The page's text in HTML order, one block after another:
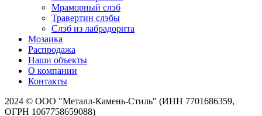
Мраморный слэб
Травертин слэбы
Слэб из лабрадорита
Мозаика
Распродажа
Наши объекты
О компании
Контакты
2024 © ООО "Металл-Камень-Стиль" (ИНН 7701686359,
ОГРН 1067758659088)